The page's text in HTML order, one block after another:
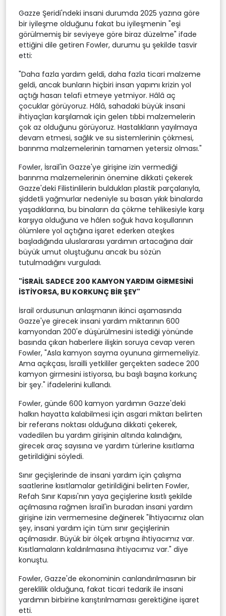
Gazze Şeridi'ndeki insani durumda 2025 yazına göre
bir iyileşme olduğunu fakat bu iyileşmenin "eşi
görülmemiş bir seviyeye göre biraz düzelme" ifade
ettiğini dile getiren Fowler, durumu şu şekilde tasvir
etti:
"Daha fazla yardım geldi, daha fazla ticari malzeme
geldi, ancak bunların hiçbiri insan yapımı krizin yol
açtığı hasarı telafi etmeye yetmiyor. Hâlâ aç
çocuklar görüyoruz. Hâlâ, sahadaki büyük insani
ihtiyaçları karşılamak için gelen tıbbi malzemelerin
çok az olduğunu görüyoruz. Hastalıkların yayılmaya
devam etmesi, sağlık ve su sistemlerinin çökmesi,
barınma malzemelerinin tamamen yetersiz olması."
Fowler, İsrail'in Gazze'ye girişine izin vermediği
barınma malzemelerinin önemine dikkati çekerek
Gazze'deki Filistinlilerin buldukları plastik parçalarıyla,
şiddetli yağmurlar nedeniyle su basan yıkık binalarda
yaşadıklarına, bu binaların da çökme tehlikesiyle karşı
karşıya olduğuna ve hâlen soğuk hava koşullarının
ölümlere yol açtığına işaret ederken ateşkes
başladığında uluslararası yardımın artacağına dair
büyük umut oluştuğunu ancak bu sözün
tutulmadığını vurguladı.
"İSRAİL SADECE 200 KAMYON YARDIM GİRMESİNİ
İSTİYORSA, BU KORKUNÇ BİR ŞEY"
İsrail ordusunun anlaşmanın ikinci aşamasında
Gazze'ye girecek insani yardım miktarının 600
kamyondan 200'e düşürülmesini istediği yönünde
basında çıkan haberlere ilişkin soruya cevap veren
Fowler, "Asla kamyon sayma oyununa girmemeliyiz.
Ama açıkçası, İsrailli yetkililer gerçekten sadece 200
kamyon girmesini istiyorsa, bu başlı başına korkunç
bir şey." ifadelerini kullandı.
Fowler, günde 600 kamyon yardımın Gazze'deki
halkın hayatta kalabilmesi için asgari miktarı belirten
bir referans noktası olduğuna dikkati çekerek,
vadedilen bu yardım girişinin altında kalındığını,
girecek araç sayısına ve yardım türlerine kısıtlama
getirildiğini söyledi.
Sınır geçişlerinde de insani yardım için çalışma
saatlerine kısıtlamalar getirildiğini belirten Fowler,
Refah Sınır Kapısı'nın yaya geçişlerine kısıtlı şekilde
açılmasına rağmen İsrail'in buradan insani yardım
girişine izin vermemesine değinerek "İhtiyacımız olan
şey, insani yardım için tüm sınır geçişlerinin
açılmasıdır. Büyük bir ölçek artışına ihtiyacımız var.
Kısıtlamaların kaldırılmasına ihtiyacımız var." diye
konuştu.
Fowler, Gazze'de ekonominin canlandırılmasının bir
gereklilik olduğuna, fakat ticari tedarik ile insani
yardımın birbirine karıştırılmaması gerektiğine işaret
etti.